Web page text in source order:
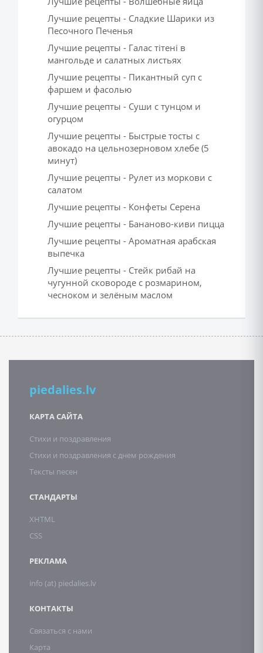
Лучшие рецепты - Сладкие Шарики из
Песочного Печенья
Лучшие рецепты - Галас тітені в
мангольде и салатных листьях
Лучшие рецепты - Пикантный суп с
фаршем и фасолью
Лучшие рецепты - Суши с тунцом и
огурцом
Лучшие рецепты - Быстрые тосты с
авокадо на цельнозерновом хлебе (5
минут)
Лучшие рецепты - Рулет из моркови с
салатом
Лучшие рецепты - Конфеты Серена
Лучшие рецепты - Бананово-киви пицца
Лучшие рецепты - Ароматная арабская
выпечка
Лучшие рецепты - Стейк рибай на
чугунной сковороде с розмарином,
чесноком и зелёным маслом
piedalies.lv
КАРТА САЙТА
Стихи и поздравления
Стихи и поздравления с днем рождения
Тексты песен
СТАНДАРТЫ
XHTML
CSS
РЕКЛАМА
info (at) piedalies.lv
КОНТАКТЫ
Связаться с нами
Карта